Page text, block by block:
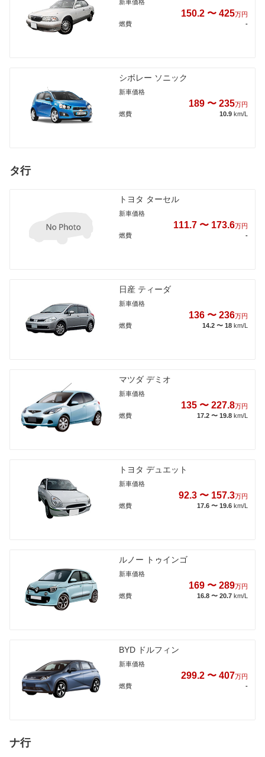
新車価格
150.2 〜 425万円
燃費
-
シボレー ソニック
新車価格
189 〜 235万円
燃費
10.9 km/L
タ行
トヨタ ターセル
新車価格
111.7 〜 173.6万円
燃費
-
日産 ティーダ
新車価格
136 〜 236万円
燃費
14.2 〜 18 km/L
マツダ デミオ
新車価格
135 〜 227.8万円
燃費
17.2 〜 19.8 km/L
トヨタ デュエット
新車価格
92.3 〜 157.3万円
燃費
17.6 〜 19.6 km/L
ルノー トゥインゴ
新車価格
169 〜 289万円
燃費
16.8 〜 20.7 km/L
BYD ドルフィン
新車価格
299.2 〜 407万円
燃費
-
ナ行